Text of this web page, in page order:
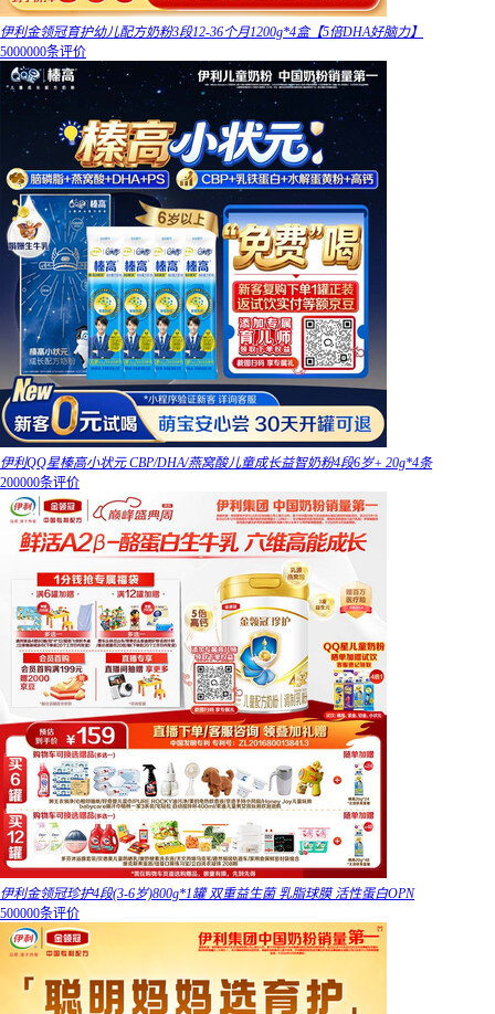
伊利金领冠育护幼儿配方奶粉3段12-36个月1200g*4盒【5倍DHA好脑力】
5000000条评价
伊利QQ星榛高小状元 CBP/DHA/燕窝酸儿童成长益智奶粉4段6岁+ 20g*4条
200000条评价
伊利金领冠珍护4段(3-6岁)800g*1罐 双重益生菌 乳脂球膜 活性蛋白OPN
500000条评价